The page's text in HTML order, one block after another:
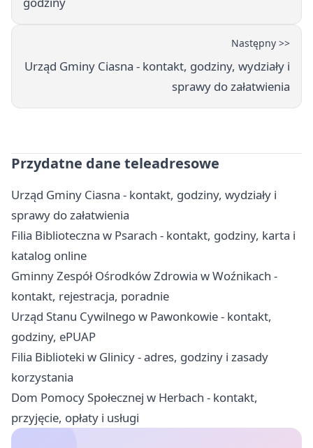
Następny >>
Urząd Gminy Ciasna - kontakt, godziny, wydziały i
sprawy do załatwienia
Przydatne dane teleadresowe
Urząd Gminy Ciasna - kontakt, godziny, wydziały i
sprawy do załatwienia
Filia Biblioteczna w Psarach - kontakt, godziny, karta i
katalog online
Gminny Zespół Ośrodków Zdrowia w Woźnikach -
kontakt, rejestracja, poradnie
Urząd Stanu Cywilnego w Pawonkowie - kontakt,
godziny, ePUAP
Filia Biblioteki w Glinicy - adres, godziny i zasady
korzystania
Dom Pomocy Społecznej w Herbach - kontakt,
przyjęcie, opłaty i usługi